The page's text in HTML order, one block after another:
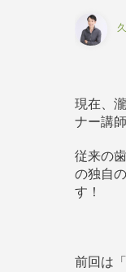
現在、
ナー講
従来の
の独自
す！
前回は